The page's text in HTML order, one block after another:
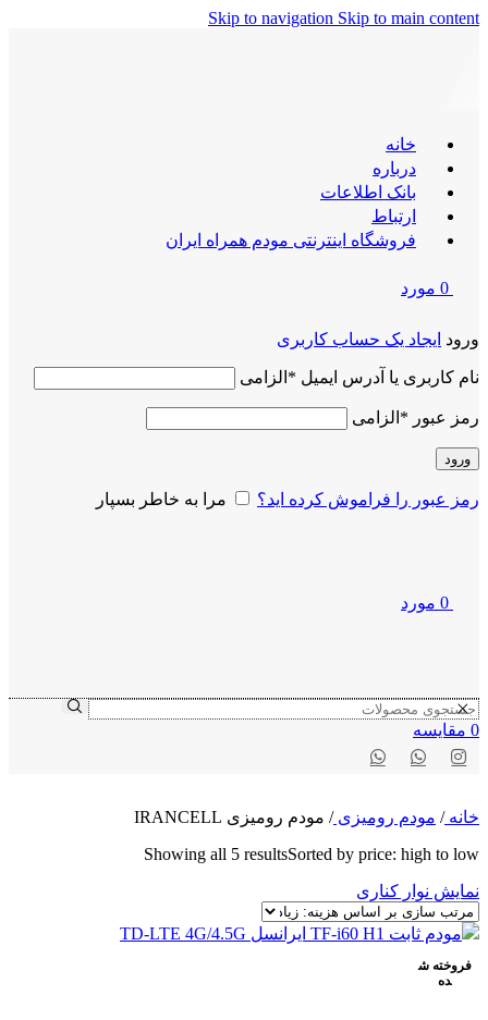
Skip to navigation Skip to main content
خانه
درباره
بانک اطلاعات
ارتباط
فروشگاه اینترنتی مودم همراه ایران
0 مورد
ورود ایجاد یک حساب کاربری
نام کاربری یا آدرس ایمیل * الزامی
رمز عبور * الزامی
ورود
رمز عبور را فراموش کرده اید؟ مرا به خاطر بسپار
0 مورد
0 مقايسه
خانه/ مودم رومیزی/ مودم رومیزی IRANCELL
Showing all 5 resultsSorted by price: high to low
نمایش نوار کناری
فروخته ش
ده